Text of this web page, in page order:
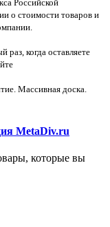
Российской
о стоимости товаров и
раз, когда оставляете
Массивная доска.
MetaDiv.ru
которые вы